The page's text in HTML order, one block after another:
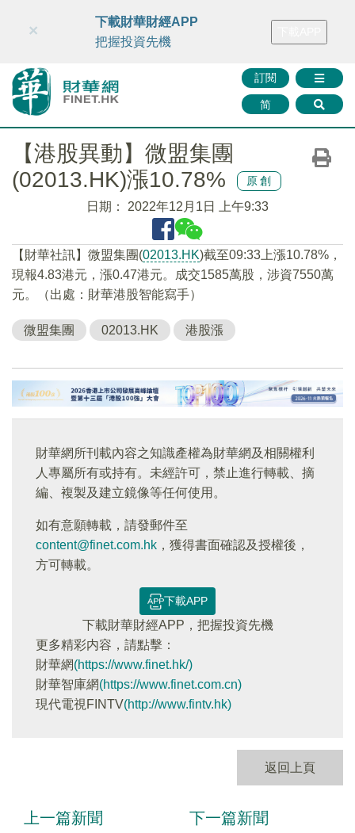
財華智庫網 FINTV FINMETA 財華證券 媒體矩陣
訂閱
简
×
下載財華財經APP
把握投資先機
【港股異動】微盟集團
(02013.HK)漲10.78%
原創
日期： 2022年12月1日 上午9:33
【財華社訊】微盟集團(02013.HK)截至09:33上漲10.78%，
現報4.83港元，漲0.47港元。成交1585萬股，涉資7550萬
元。（出處：財華港股智能寫手）
微盟集團 02013.HK 港股漲
財華網所刊載內容之知識產權為財華網及相關權利
人專屬所有或持有。未經許可，禁止進行轉載、摘
編、複製及建立鏡像等任何使用。
如有意願轉載，請發郵件至
content@finet.com.hk ，獲得書面確認及授權後，
方可轉載。
下載APP
下載財華財經APP，把握投資先機
更多精彩内容，請點擊：
財華網(https://www.finet.hk/)
財華智庫網(https://www.finet.com.cn)
現代電視FINTV(http://www.fintv.hk)
返回上頁
上一篇新聞 下一篇新聞